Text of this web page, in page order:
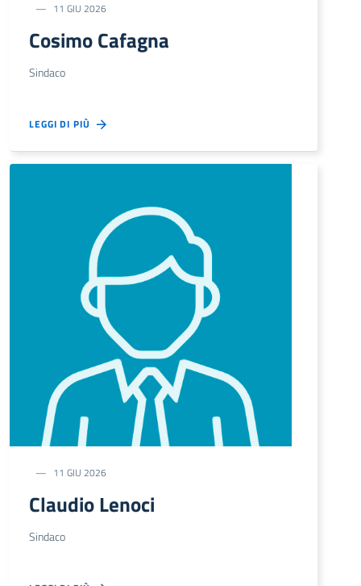
11 GIU 2026
Cosimo Cafagna
Sindaco
LEGGI DI PIÙ
11 GIU 2026
Claudio Lenoci
Sindaco